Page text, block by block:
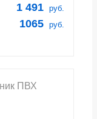
1 491 руб.
1065 руб.